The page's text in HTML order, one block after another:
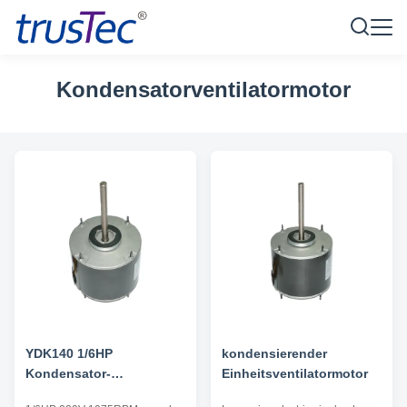
Kondensatorventilatormotor
YDK140 1/6HP
Kondensator-
kondensierender
Einheitsventilatormotor